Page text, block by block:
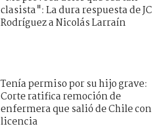
clasista": La dura respuesta de JC
Rodríguez a Nicolás Larraín
Tenía permiso por su hijo grave:
Corte ratifica remoción de
enfermera que salió de Chile con
licencia